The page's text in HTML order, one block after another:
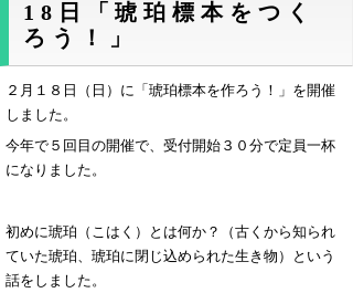
18日「琥珀標本をつく
ろう！」
２月１８日（日）に「琥珀標本を作ろう！」を開催
しました。
今年で５回目の開催で、受付開始３０分で定員一杯
になりました。
初めに琥珀（こはく）とは何か？（古くから知られ
ていた琥珀、琥珀に閉じ込められた生き物）という
話をしました。